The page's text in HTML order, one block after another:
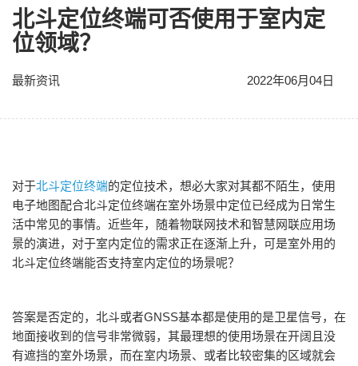
北斗定位终端可否使用于室内定
位领域？
最新资讯 2022年06月04日
对于北斗定位终端的定位技术，想必大家对其都不陌生，使用
电子地图配合北斗定位终端在室外场景中定位已经成为日常生
活中常见的事情。近些年，随着物联网技术和智慧网联应用场
景的演进，对于室内定位的需求正在逐渐上升，可是室外用的
北斗定位终端能否支持室内定位的场景呢？
答案是否定的，北斗或者GNSS基本都是使用的是卫星信号，在
地面接收到的信号非常微弱，其最理想的使用场景在开阔且没
有遮挡的室外场景，而在室内场景、或者比较密集的区域就会